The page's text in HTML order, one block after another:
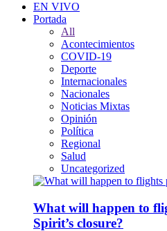
EN VIVO
Portada
All
Acontecimientos
COVID-19
Deporte
Internacionales
Nacionales
Noticias Mixtas
Opinión
Política
Regional
Salud
Uncategorized
What will happen to
Spirit’s closure?